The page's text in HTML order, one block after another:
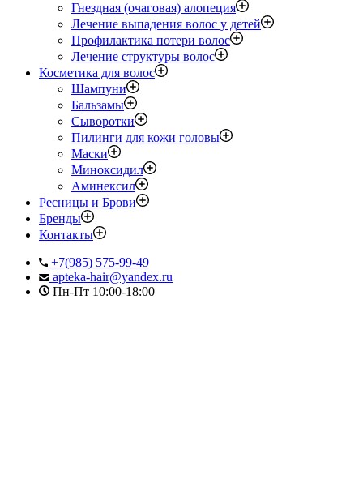
Гнездная (очаговая) алопеция
Лечение выпадения волос у детей
Профилактика потери волос
Лечение структуры волос
Косметика для волос
Шампуни
Бальзамы
Сыворотки
Пилинги для кожи головы
Маски
Миноксидил
Аминексил
Ресницы и Брови
Бренды
Контакты
+7(985) 575-99-49
apteka-hair@yandex.ru
Пн-Пт 10:00-18:00